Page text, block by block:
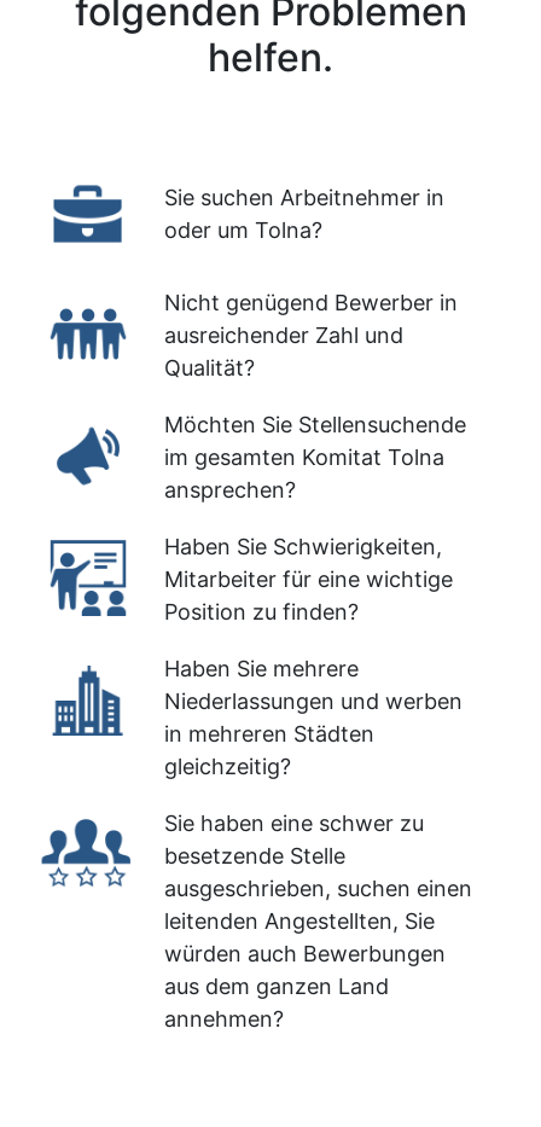
folgenden Problemen
helfen.
Sie suchen Arbeitnehmer in
oder um Tolna?
Nicht genügend Bewerber in
ausreichender Zahl und
Qualität?
Möchten Sie Stellensuchende
im gesamten Komitat Tolna
ansprechen?
Haben Sie Schwierigkeiten,
Mitarbeiter für eine wichtige
Position zu finden?
Haben Sie mehrere
Niederlassungen und werben
in mehreren Städten
gleichzeitig?
Sie haben eine schwer zu
besetzende Stelle
ausgeschrieben, suchen einen
leitenden Angestellten, Sie
würden auch Bewerbungen
aus dem ganzen Land
annehmen?